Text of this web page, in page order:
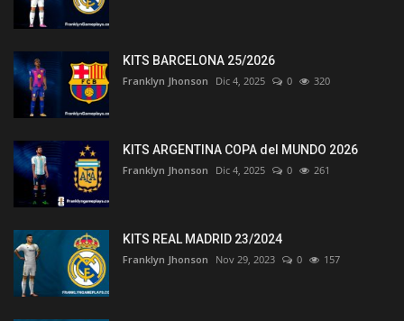
KITS BARCELONA 25/2026
Franklyn Jhonson Dic 4, 2025 0 320
KITS ARGENTINA COPA del MUNDO 2026
Franklyn Jhonson Dic 4, 2025 0 261
KITS REAL MADRID 23/2024
Franklyn Jhonson Nov 29, 2023 0 157